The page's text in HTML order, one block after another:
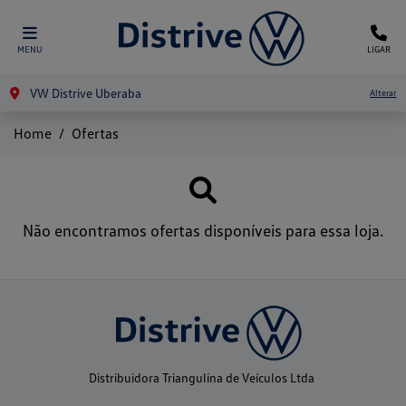
MENU LIGAR
VW Distrive Uberaba Alterar
Home Ofertas
Não encontramos ofertas disponíveis para essa loja.
Distribuidora Triangulina de Veículos Ltda